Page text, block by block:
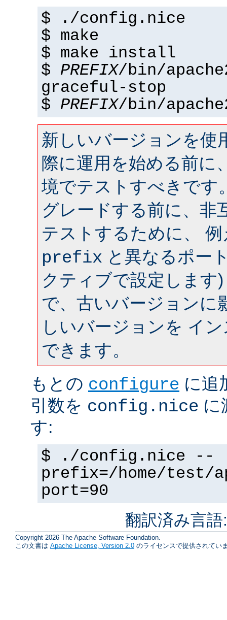
$ ./config.nice
$ make
$ make install
$ PREFIX/bin/
graceful-stop
$ PREFIX/bin/
新しいバージョンを使
際に運用を始める前に
境でテストすべきです
グレードする前に、非
テストするために、
prefix と異なるポー
クティブで設定します
で、古いバージョンに
しいバージョンを イ
できます。
もとの configure に追
引数を config.nice に
す:
$ ./config.nice --
prefix=/home/test/
port=90
翻訳済み言
Copyright 2026 The Apache Software Foundation.
この文書は Apache License, Version 2.0 のライセンスで提供されてい